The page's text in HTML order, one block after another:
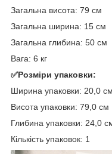
Загальна висота: 79 см
Загальна ширина: 15 см
Загальна глибина: 50 см
Вага: 6 кг
✅Розміри упаковки:
Ширина упаковки: 20,0 см
Висота упаковки: 79,0 см
Глибина упаковки: 24,0
Кількість упаковок: 1